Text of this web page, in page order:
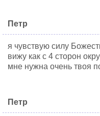
Петр
я чувствую силу
вижу как с 4 сторон
мне нужна очень твоя
Петр